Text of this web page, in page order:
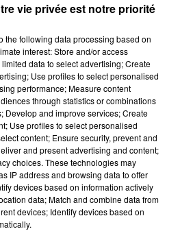
sec)
Lot
vie privée est notre priorité
the following data processing based on
interest: Store and/or access
data to select advertising; Create
Use profiles to select personalised
performance; Measure content
through statistics or combinations
Develop and improve services; Create
Use profiles to select personalised
content; Ensure security, prevent and
and present advertising and content;
choices. These technologies may
IP address and browsing data to offer
devices based on information actively
data; Match and combine data from
devices; Identify devices based on